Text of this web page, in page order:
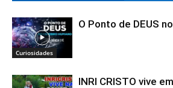
Curiosidades
O Ponto de DEUS
INRI CRISTO vive